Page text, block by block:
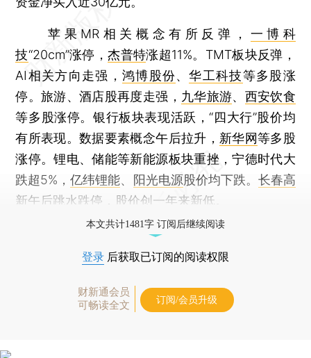
苹果MR相关概念有所反弹， 一博科
技“20cm”涨停，杰普特涨超11%。TMT板块反弹，
AI相关方向走强， 鸿博股份、华工科技等多股涨
停。旅游、酒店股再度走强， 九华旅游、 西安饮食
等多股涨停。银行板块表现活跃，“四大行”股价均
有所表现。数据要素概念午后拉升， 新华网等多股
涨停。锂电、储能等新能源板块重挫，宁德时代大
跌超5%，亿纬锂能、 阳光电源股价均下跌。 长春高
新午后跳水跌停，股价创一年来新低。
本文共计1481字 订阅后继续阅读
登录 后获取已订阅的阅读权限
财新通会员
可畅读全文
订阅/会员升级